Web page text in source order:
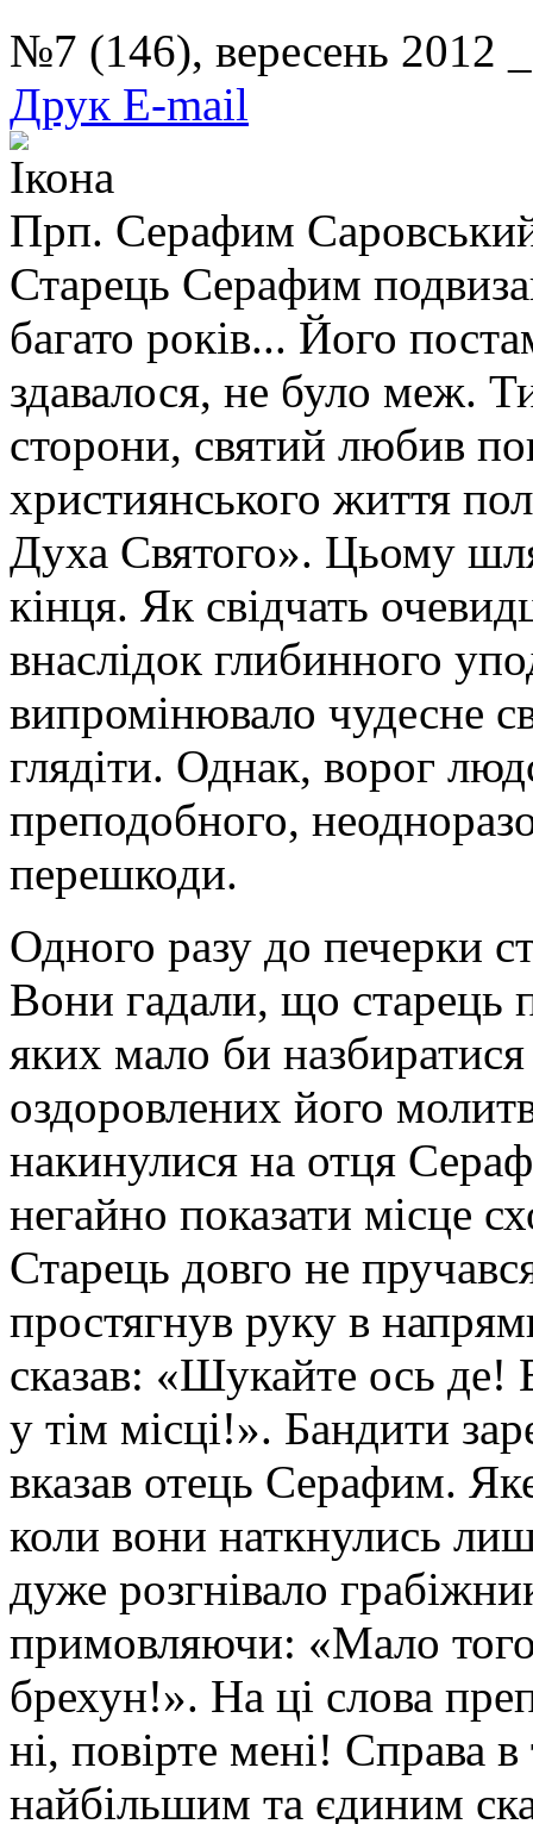
№7 (146), вересень 2012
Друк E-mail
Ікона
Прп. Серафим
Старець Серафим
багато років... Його
здавалося, не було меж.
сторони, святий любив
християнського життя
Духа Святого». Цьому
кінця. Як свідчать
внаслідок глибинного
випромінювало чудесне
глядіти. Однак, ворог
преподобного,
перешкоди.
Одного разу до печерки
Вони гадали, що старець
яких мало би
оздоровлених його
накинулися на отця
негайно показати місце
Старець довго не
простягнув руку в
сказав: «Шукайте ось де!
у тім місці!». Бандити
вказав отець Серафим.
коли вони наткнулись
дуже розгнівало
примовляючи: «Мало
брехун!». На ці слова
ні, повірте мені! Справа
найбільшим та єдиним